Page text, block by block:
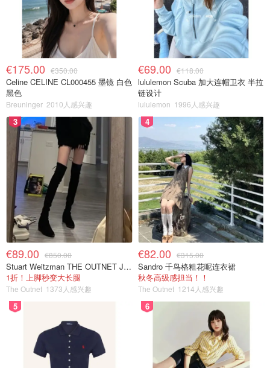
€175.00 €350.00
Celine CELINE CL000455 墨镜 白色
黑色
Breuninger 2010人感兴趣
€69.00 €118.00
lululemon Scuba 加大连帽卫衣 半拉
链设计
lululemon 1996人感兴趣
3
€89.00 €850.00
Stuart Weitzman THE OUTNET Jocey 弹力绒面过膝靴
1折！上脚秒变大长腿
The Outnet 1373人感兴趣
4
€82.00 €315.00
Sandro 千鸟格粗花呢连衣裙
秋冬高级感担当！！
The Outnet 1214人感兴趣
5 6